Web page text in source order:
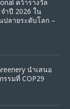
คว้ารางวัล
ำปี 2026 ใน
ปลายระดับโลก –
นำเสนอ
รมที่ COP29